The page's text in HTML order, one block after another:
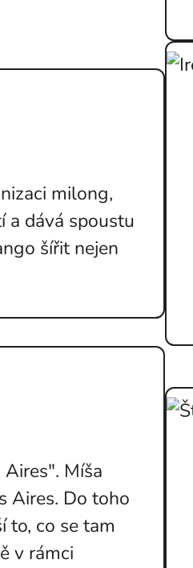
milong,
a dává spoustu
šířit nejen
Aires". Míša
Aires. Do toho
to, co se tam
v rámci